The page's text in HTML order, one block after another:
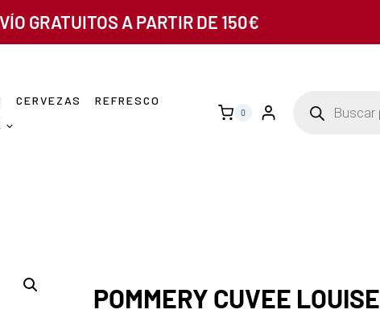
GRATUITOS A PARTIR DE 150€
CERVEZAS
REFRESCO
0
POMMERY CUVEE LOUISE